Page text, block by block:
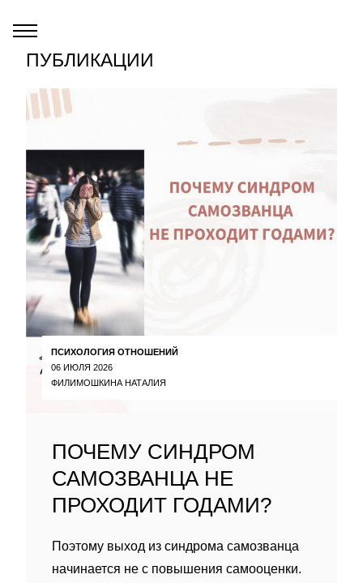
ПУБЛИКАЦИИ
ПСИХОЛОГИЯ ОТНОШЕНИЙ
06 ИЮЛЯ 2026
ФИЛИМОШКИНА НАТАЛИЯ
ПОЧЕМУ СИНДРОМ
САМОЗВАНЦА НЕ
ПРОХОДИТ ГОДАМИ?
Поэтому выход из синдрома самозванца
начинается не с повышения самооценки.